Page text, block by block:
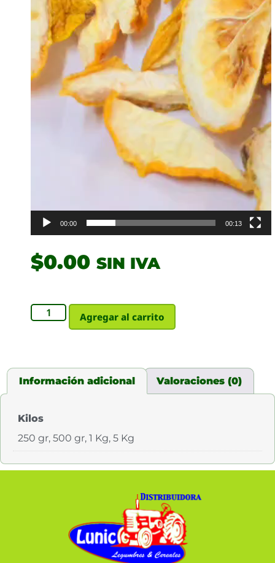
00:00 00:13
$0.00 SIN IVA
Agregar al carrito
Información adicional Valoraciones (0)
Kilos
250 gr, 500 gr, 1 Kg, 5 Kg